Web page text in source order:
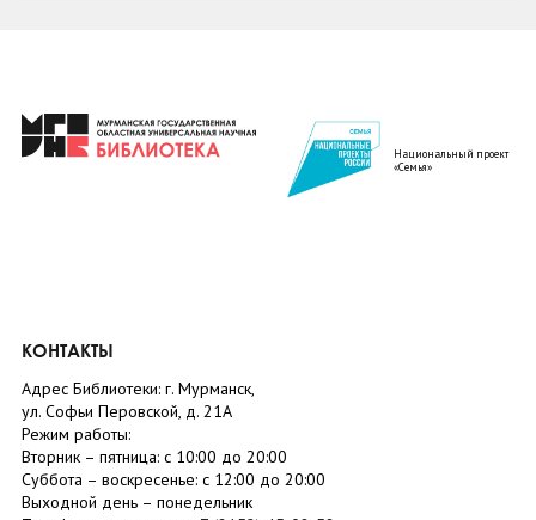
Национальный проект
«Семья»
КОНТАКТЫ
Адрес Библиотеки: г. Мурманск,
ул. Софьи Перовской, д. 21А
Режим работы:
Вторник – пятница: с 10:00 до 20:00
Суббота – воскресенье: c 12:00 до 20:00
Выходной день – понедельник